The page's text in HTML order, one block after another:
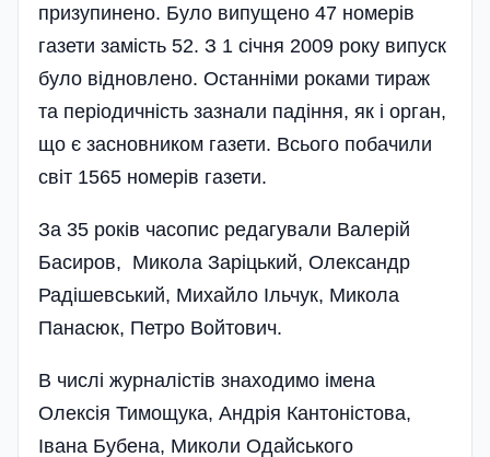
призупинено. Було випущено 47 номерів
газети замість 52. З 1 січня 2009 року випуск
було відновлено. Останніми роками тираж
та періодичність зазнали падіння, як і орган,
що є засновником газети. Всього побачили
світ 1565 номерів газети.
За 35 років часопис редагували Валерій
Басиров, Микола Заріцький, Олександр
Радішевський, Михайло Ільчук, Микола
Панасюк, Петро Войтович.
В числі журналістів знаходимо імена
Олексія Тимощука, Андрія Кантоністова,
Івана Бубена, Миколи Одайського